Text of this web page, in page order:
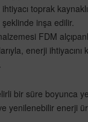
toprak
inşa edilir.
FDM
enerji ihtiyacını
bir süre
yenilenebilir enerji